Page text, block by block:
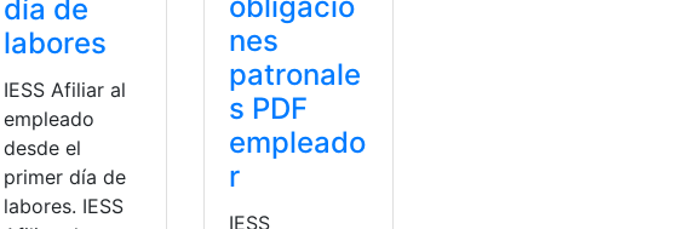
día de
labores
IESS Afiliar al
empleado
desde el
primer día de
labores. IESS
obligacio
nes
patronale
s PDF
empleado
r
IESS